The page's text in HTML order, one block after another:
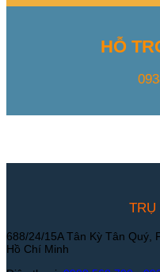
HỖ
TRỤ
688/24/15A Tân Kỳ Tân Quý,
Hồ Chí Minh